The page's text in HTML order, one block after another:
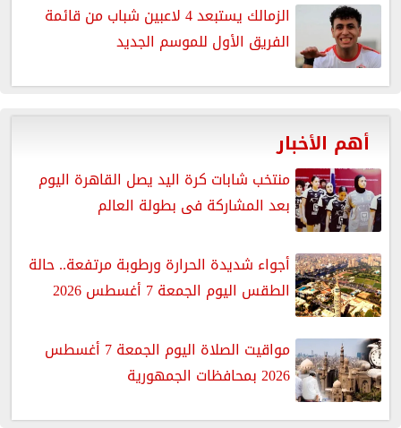
الزمالك يستبعد 4 لاعبين شباب من قائمة
الفريق الأول للموسم الجديد
أهم الأخبار
منتخب شابات كرة اليد يصل القاهرة اليوم
بعد المشاركة فى بطولة العالم
أجواء شديدة الحرارة ورطوبة مرتفعة.. حالة
الطقس اليوم الجمعة 7 أغسطس 2026
مواقيت الصلاة اليوم الجمعة 7 أغسطس
2026 بمحافظات الجمهورية